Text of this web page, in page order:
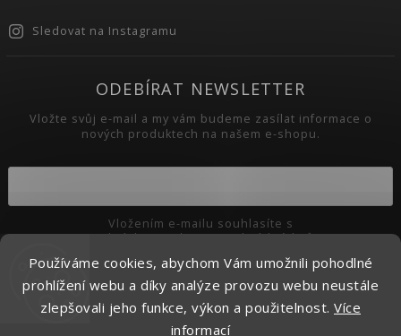
Používáme cookies, abychom Vám umožnili pohodlné
prohlížení webu a díky analýze provozu webu neustále
zlepšovali jeho funkce, výkon a použitelnost. Více
informací
Sledovat na Instagramu
ODEBÍRAT NEWSLETTER
Vložte svůj e-mail a my vám budeme zasílat informace o
nových produktech na našem e-shopu.
podmínkami ochrany osobních údajů
Přihlásit se